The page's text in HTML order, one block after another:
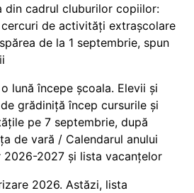
din cadrul cluburilor copiilor:
de activități extrașcolare
de la 1 septembrie, spun
lună începe școala. Elevii și
grădiniță încep cursurile și
pe 7 septembrie, după
de vară / Calendarul anului
2026-2027 și lista vacanțelor
2026. Astăzi, lista